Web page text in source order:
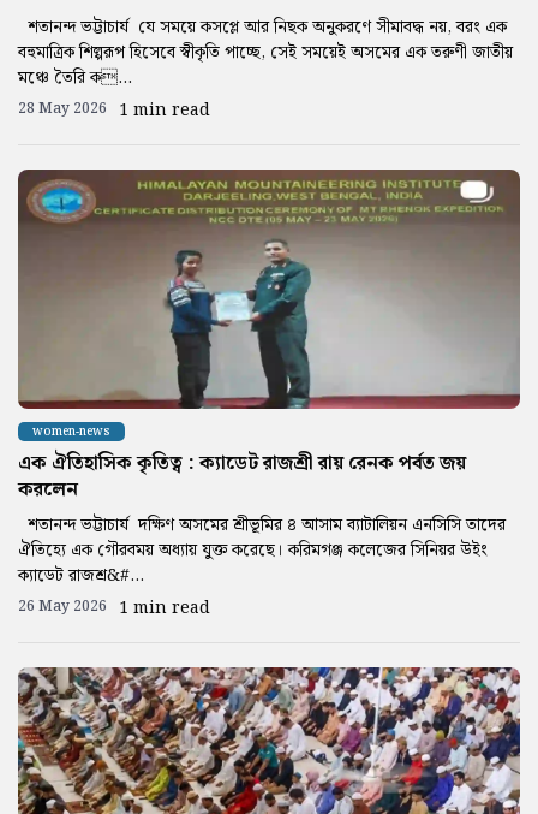
শতানন্দ ভট্টাচার্য যে সময়ে কসপ্লে আর নিছক অনুকরণে সীমাবদ্ধ নয়, বরং এক
বহুমাত্রিক শিল্পরূপ হিসেবে স্বীকৃতি পাচ্ছে, সেই সময়েই অসমের এক তরুণী জাতীয়
মঞ্চে তৈরি ক...
28 May 2026 1 min read
women-news
এক ঐতিহাসিক কৃতিত্ব : ক্যাডেট রাজশ্রী রায় রেনক পর্বত জয়
করলেন
শতানন্দ ভট্টাচার্য দক্ষিণ অসমের শ্রীভূমির ৪ আসাম ব্যাটালিয়ন এনসিসি তাদের
ঐতিহ্যে এক গৌরবময় অধ্যায় যুক্ত করেছে। করিমগঞ্জ কলেজের সিনিয়র উইং
ক্যাডেট রাজশ্র&#...
26 May 2026 1 min read